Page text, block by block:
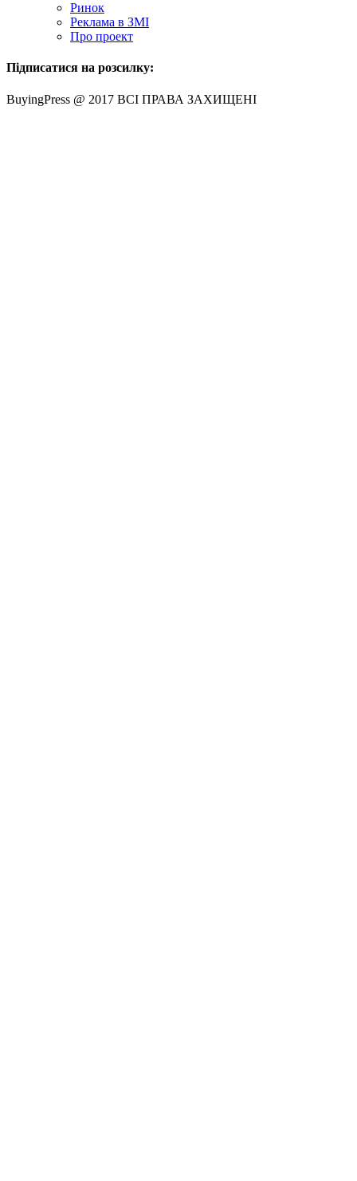
Ринок
Реклама в ЗМІ
Про проект
Підписатися на розсилку:
BuyingPress @ 2017 ВСІ ПРАВА ЗАХИЩЕНІ